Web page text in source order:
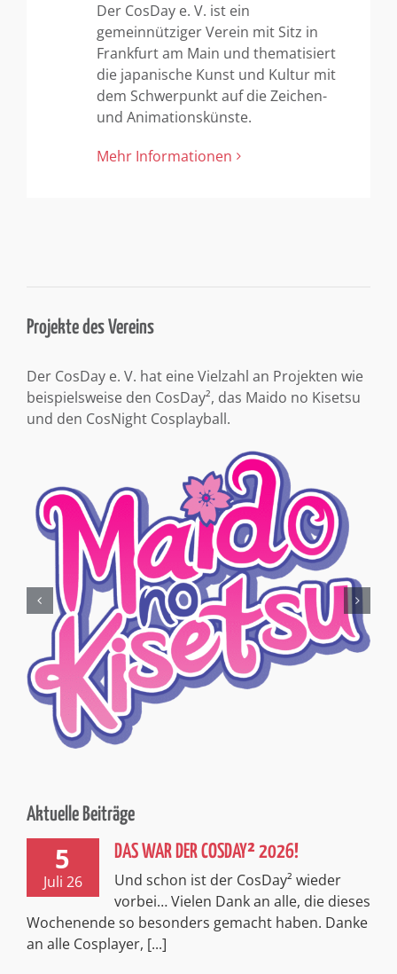
Der CosDay e. V. ist ein
gemeinnütziger Verein mit Sitz in
Frankfurt am Main und thematisiert
die japanische Kunst und Kultur mit
dem Schwerpunkt auf die Zeichen-
und Animationskünste.
Mehr Informationen
Projekte des Vereins
Der CosDay e. V. hat eine Vielzahl an Projekten wie
beispielsweise den CosDay², das Maido no Kisetsu
und den CosNight Cosplayball.
Aktuelle Beiträge
5
Juli 26
DAS WAR DER COSDAY² 2026!
Und schon ist der CosDay² wieder
vorbei… Vielen Dank an alle, die dieses
Wochenende so besonders gemacht haben. Danke
an alle Cosplayer, [...]